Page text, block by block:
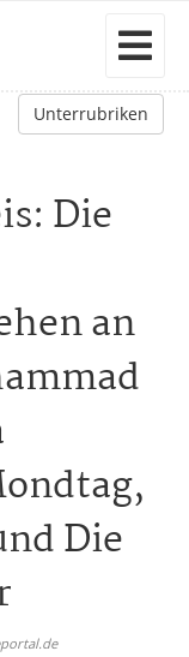
Unterrubriken
Die
an
Die